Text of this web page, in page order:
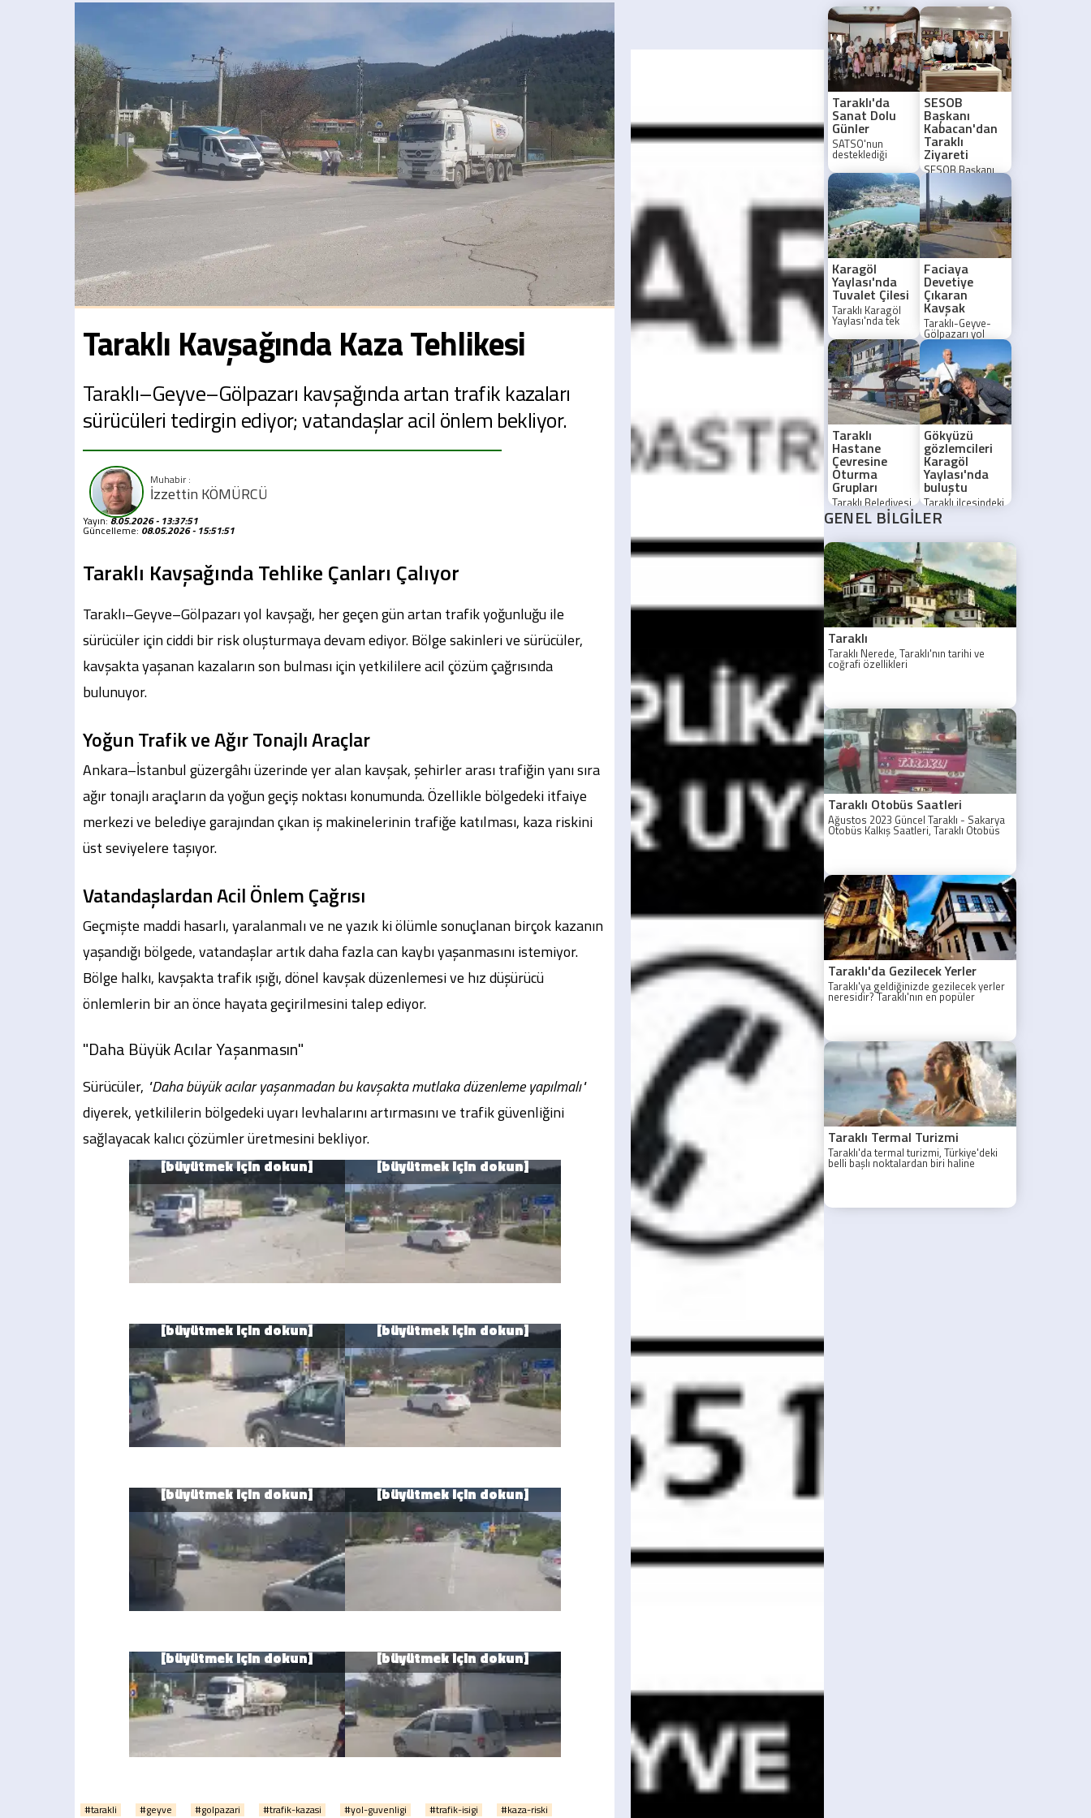
Taraklı Kavşağında Kaza Tehlikesi
Taraklı–Geyve–Gölpazarı kavşağında artan trafik kazaları
sürücüleri tedirgin ediyor; vatandaşlar acil önlem bekliyor.
İzzettin KÖMÜRCÜ
Yayın:8.05.2026 - 13:37:51
Güncelleme: 08.05.2026 - 15:51:51
Taraklı Kavşağında Tehlike Çanları Çalıyor
Taraklı–Geyve–Gölpazarı yol kavşağı, her geçen gün artan trafik yoğunluğu ile
sürücüler için ciddi bir risk oluşturmaya devam ediyor. Bölge sakinleri ve sürücüler,
kavşakta yaşanan kazaların son bulması için yetkililere acil çözüm çağrısında
bulunuyor.
Yoğun Trafik ve Ağır Tonajlı Araçlar
Ankara–İstanbul güzergâhı üzerinde yer alan kavşak, şehirler arası trafiğin yanı sıra
ağır tonajlı araçların da yoğun geçiş noktası konumunda. Özellikle bölgedeki itfaiye
merkezi ve belediye garajından çıkan iş makinelerinin trafiğe katılması, kaza riskini
üst seviyelere taşıyor.
Vatandaşlardan Acil Önlem Çağrısı
Geçmişte maddi hasarlı, yaralanmalı ve ne yazık ki ölümle sonuçlanan birçok kazanın
yaşandığı bölgede, vatandaşlar artık daha fazla can kaybı yaşanmasını istemiyor.
Bölge halkı, kavşakta trafik ışığı, dönel kavşak düzenlemesi ve hız düşürücü
önlemlerin bir an önce hayata geçirilmesini talep ediyor.
"Daha Büyük Acılar Yaşanmasın"
Sürücüler, "Daha büyük acılar yaşanmadan bu kavşakta mutlaka düzenleme yapılmalı"
diyerek, yetkililerin bölgedeki uyarı levhalarını artırmasını ve trafik güvenliğini
sağlayacak kalıcı çözümler üretmesini bekliyor.
#tarakli #geyve #golpazari #trafik-kazasi #yol-guvenligi #trafik-isigi #kaza-riski
Taraklı'da
Sanat Dolu
Günler
SATSO'nun
desteklediği
Taraklı Dijital
Merkezi,
düzenlenen sanat
etkinliğiyle
çocuklara
unutulmaz bir
gün yaşattı.
SESOB
Başkanı
Kabacan'dan
Taraklı
Ziyareti
SESOB Başkanı
Kabacan, Taraklı
ilçesinde protokol
ve esnaf
temsilcileriyle bir
araya geldi.
Karagöl
Yaylası'nda
Tuvalet Çilesi
Taraklı Karagöl
Yaylası'nda tek
tuvalet çilesi
büyüyor. Hafta
sonu
yoğunluğunda
kampçılar uzun
kuyruklardan
şikayetçi.
Faciaya
Devetiye
Çıkaran
Kavşak
Taraklı-Geyve-
Gölpazarı yol
kavşağında sık
yaşanan kazalar
nedeniyle bölge
halkı acil önlem
alınmasını istiyor.
Taraklı
Hastane
Çevresine
Oturma
Grupları
Taraklı Belediyesi,
hastane
çevresindeki
konforu için yeni
oturma grupları
yerleştirdi.
Gökyüzü
gözlemcileri
Karagöl
Yaylası'nda
buluştu
Taraklı ilçesindeki
Karagöl
Yaylası'nda
Marmara Gözlem
Etkinliği (MAGET),
astronomi
meraklılarını bir
araya getirdi.
GENEL BİLGİLER
Taraklı
Taraklı Nerede, Taraklı'nın tarihi ve
coğrafi özellikleri
Taraklı Otobüs Saatleri
Ağustos 2023 Güncel Taraklı - Sakarya
Otobüs Kalkış Saatleri, Taraklı Otobüs
Saatler 2021, Taraklı Otobüs Tarifesi,
zaman? Sakarya Taraklı İlk Otobüs Ne
Zaman, Sakarya Taraklı Otobüs Saatleri,
Taraklı Koop Otobüs Saatleri
Taraklı'da Gezilecek Yerler
Taraklı'ya geldiğinizde gezilecek yerler
neresidir? Taraklı'nın en popüler
gezilecek yerleri yazımızda.
Taraklı Termal Turizmi
Taraklı'da termal turizmi, Türkiye'deki
belli başlı noktalardan biri haline
gelmiştir.